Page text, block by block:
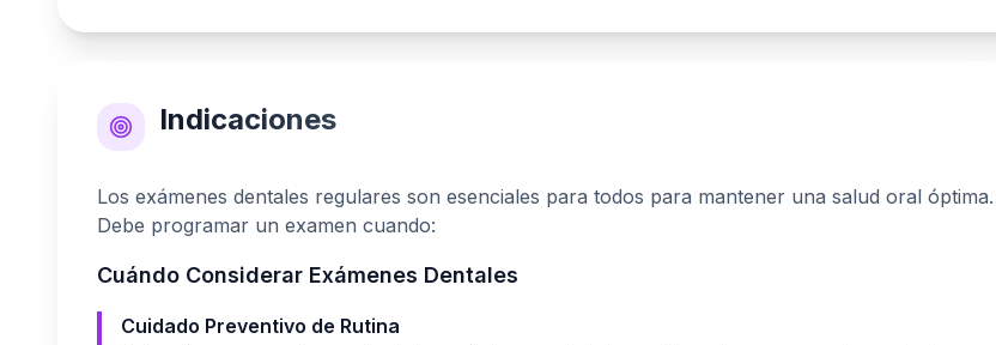
Indicaciones
Los exámenes dentales regulares son esenciales para todos para mantener una salud oral óptima.
Debe programar un examen cuando:
Cuándo Considerar Exámenes Dentales
Cuidado Preventivo de Rutina